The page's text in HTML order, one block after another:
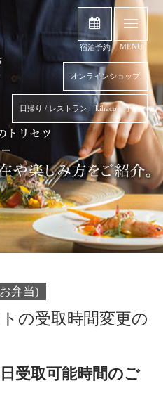
オンラインショップ
日帰り / レストラン「kihaco」予約
宿泊予約 MENU
弁当)
の受取時間変更の
受取可能時間のご